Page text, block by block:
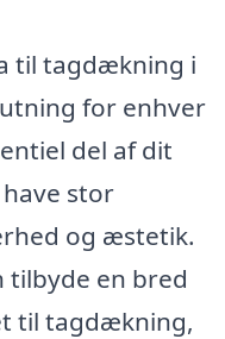
til tagdækning i
for enhver
del af dit
stor
og æstetik.
tilbyde en bred
til tagdækning,